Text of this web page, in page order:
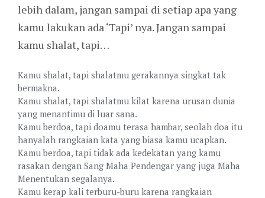
lebih dalam, jangan sampai di setiap apa yang
kamu lakukan ada ‘Tapi’ nya. Jangan sampai
kamu shalat, tapi…
Kamu shalat, tapi shalatmu gerakannya singkat tak
bermakna.
Kamu shalat, tapi shalatmu kilat karena urusan dunia
yang menantimu di luar sana.
Kamu berdoa, tapi doamu terasa hambar, seolah doa itu
hanyalah rangkaian kata yang biasa kamu ucapkan.
Kamu berdoa, tapi tidak ada kedekatan yang kamu
rasakan dengan Sang Maha Pendengar yang juga Maha
Menentukan segalanya.
Kamu kerap kali terburu-buru karena rangkaian